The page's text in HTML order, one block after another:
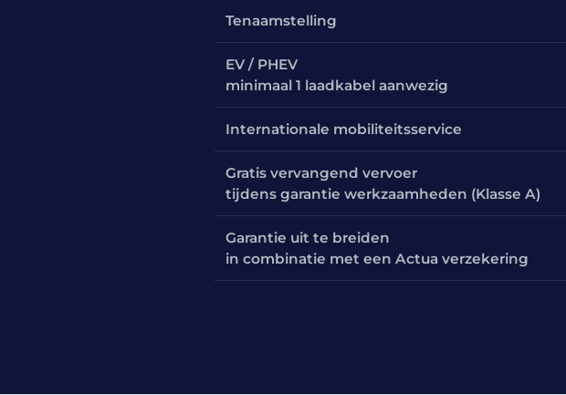
Tenaamstelling
EV / PHEV
minimaal 1 laadkabel aanwezig
Internationale mobiliteitsservice
Gratis vervangend vervoer
tijdens garantie werkzaamheden (Klasse A)
Garantie uit te breiden
in combinatie met een Actua verzekering